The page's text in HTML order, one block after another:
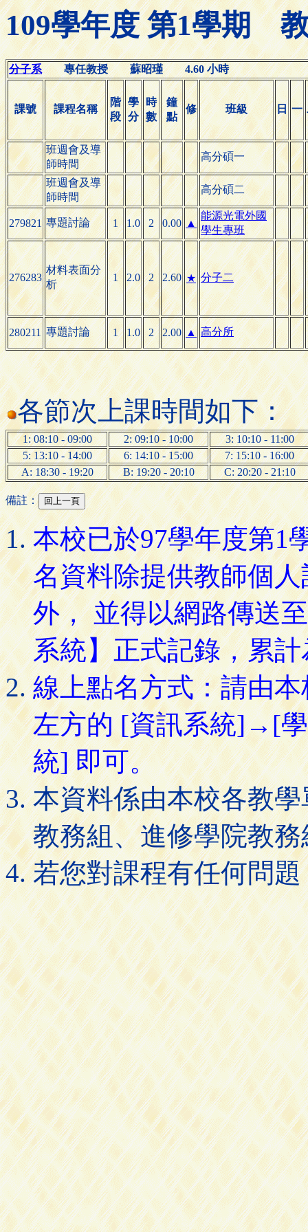
109學年度 第1學期
分子系專任教授 蘇昭瑾 4.60 小時
課號 課程名稱
階
段
學
分
時
數
鐘
點
修 班級 日 一
班週會及導
師時間
高分碩一
班週會及導
師時間
高分碩二
279821 專題討論 1 1.0 2 0.00 ▲
能源光電外國
學生專班
276283
材料表面分
析
1 2.0 2 2.60 ★ 分子二
280211 專題討論 1 1.0 2 2.00 ▲ 高分所
各節次上課時間如下：
1: 08:10 - 09:00 2: 09:10 - 10:00
3: 10:10 - 11:00
5: 13:10 - 14:00
6: 14:10 - 15:00
7: 15:10 - 16:00
A: 18:30 - 19:20
B: 19:20 - 20:10 C: 20:20 - 21:10
備註：
本校已於97學年度第1
名資料除提供教師個
外， 並得以網路傳送
系統】正式記錄，累
線上點名方式：請由
左方的 [資訊系統]→[
統] 即可。
本資料係由本校各教
教務組、進修學院教
若您對課程有任何問